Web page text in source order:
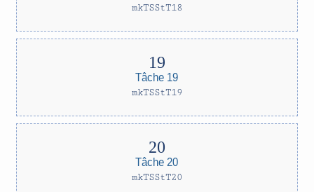
mkTSStT18
Tâche 19
mkTSStT19
Tâche 20
mkTSStT20